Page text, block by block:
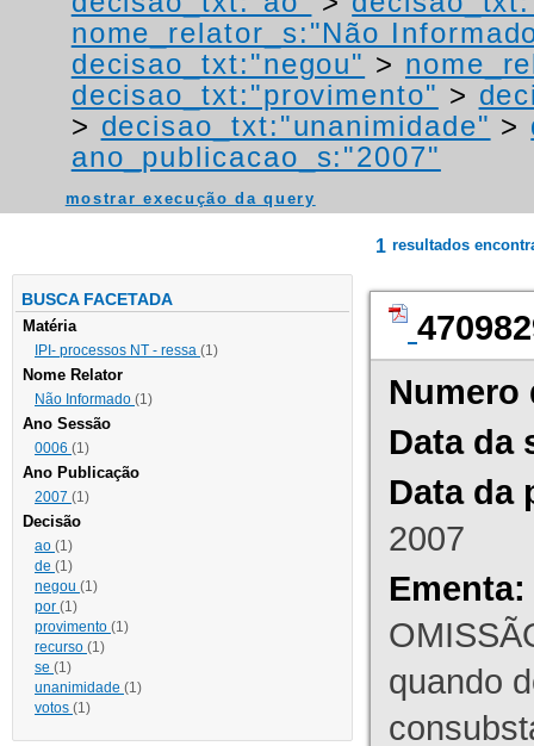
nome_relator_s:"Não
decisao_txt:"negou" >
decisao_txt:"provimento" >
> decisao_txt:"unanimidade" >
ano_publicacao_s:"2007"
mostrar execução da query
BUSCA FACETADA
Matéria
IPI- processos NT - ressa (1)
Nome Relator
Não Informado (1)
Ano Sessão
0006 (1)
Ano Publicação
2007 (1)
Decisão
ao (1)
de (1)
negou (1)
por (1)
provimento (1)
recurso (1)
se (1)
unanimidade (1)
votos (1)
1 resultados
Numero
Data da
Data da
2007
Ementa:
quando